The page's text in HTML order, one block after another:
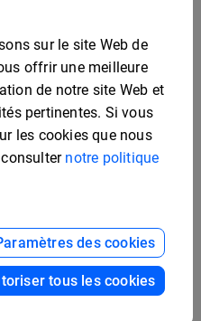
Modèle de design de
couverture de
catalogue moderne
sur le site Web de
offrir une meilleure
de notre site Web et
pertinentes. Si vous
les cookies que nous
notre politique
des cookies
tous les cookies